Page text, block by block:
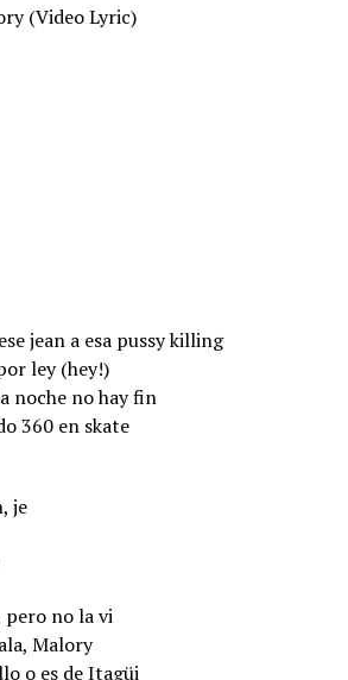
(Video Lyric)
jean a esa pussy killing
ley (hey!)
noche no hay fin
360 en skate
je
pero no la vi
Malory
o es dе Itagüi